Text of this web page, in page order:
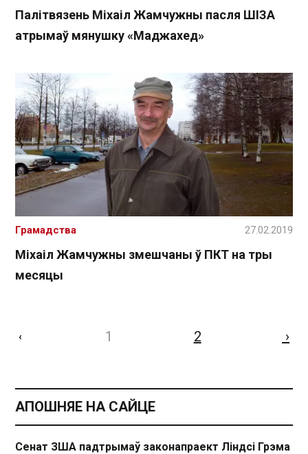
Палітвязень Міхаіл Жамчужны пасля ШІЗА
атрымаў мянушку «Маджахед»
Міхаіл Жамчужны змешчаны ў ПКТ на тры
месяцы
Грамадства 27.02.2019
‹ 1 2 ›
АПОШНЯЕ НА САЙЦЕ
Сенат ЗША падтрымаў законапраект Ліндсі Грэма